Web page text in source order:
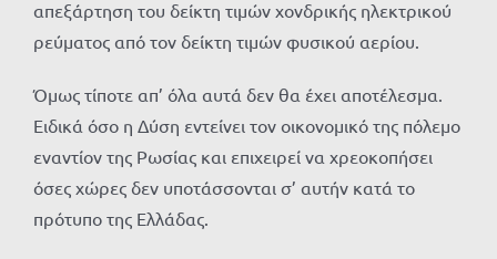
απεξάρτηση του δείκτη τιμών χονδρικής ηλεκτρικού
ρεύματος από τον δείκτη τιμών φυσικού αερίου.
Όμως τίποτε απ’ όλα αυτά δεν θα έχει αποτέλεσμα.
Ειδικά όσο η Δύση εντείνει τον οικονομικό της πόλεμο
εναντίον της Ρωσίας και επιχειρεί να χρεοκοπήσει
όσες χώρες δεν υποτάσσονται σ’ αυτήν κατά το
πρότυπο της Ελλάδας.